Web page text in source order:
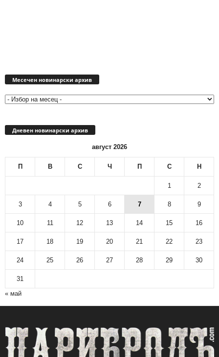
Месечен новинарски архив
Дневен новинарски архив
август 2026
П В С Ч П С Н
1 2
3 4 5 6 7 8 9
10 11 12 13 14 15 16
17 18 19 20 21 22 23
24 25 26 27 28 29 30
31
« май